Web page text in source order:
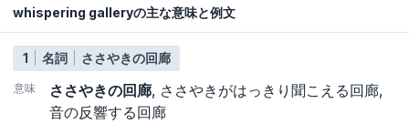
whispering galleryの主な意味と例文
1 名詞 ささやきの回廊
意味 ささやきの回廊 ささやきがはっきり聞こえる回廊
音の反響する回廊